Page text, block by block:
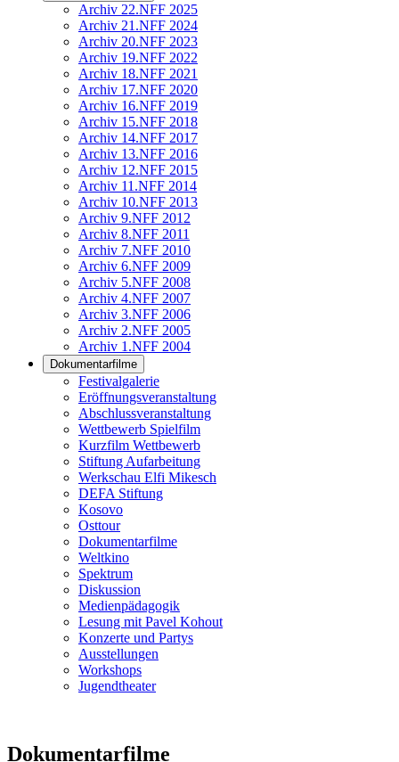
Archiv 22.NFF 2025
Archiv 21.NFF 2024
Archiv 20.NFF 2023
Archiv 19.NFF 2022
Archiv 18.NFF 2021
Archiv 17.NFF 2020
Archiv 16.NFF 2019
Archiv 15.NFF 2018
Archiv 14.NFF 2017
Archiv 13.NFF 2016
Archiv 12.NFF 2015
Archiv 11.NFF 2014
Archiv 10.NFF 2013
Archiv 9.NFF 2012
Archiv 8.NFF 2011
Archiv 7.NFF 2010
Archiv 6.NFF 2009
Archiv 5.NFF 2008
Archiv 4.NFF 2007
Archiv 3.NFF 2006
Archiv 2.NFF 2005
Archiv 1.NFF 2004
Dokumentarfilme
Festivalgalerie
Eröffnungsveranstaltung
Abschlussveranstaltung
Wettbewerb Spielfilm
Kurzfilm Wettbewerb
Stiftung Aufarbeitung
Werkschau Elfi Mikesch
DEFA Stiftung
Kosovo
Osttour
Dokumentarfilme
Weltkino
Spektrum
Diskussion
Medienpädagogik
Lesung mit Pavel Kohout
Konzerte und Partys
Ausstellungen
Workshops
Jugendtheater
Dokumentarfilme